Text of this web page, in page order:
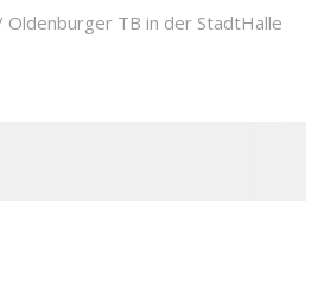
Oldenburger TB in der StadtHalle